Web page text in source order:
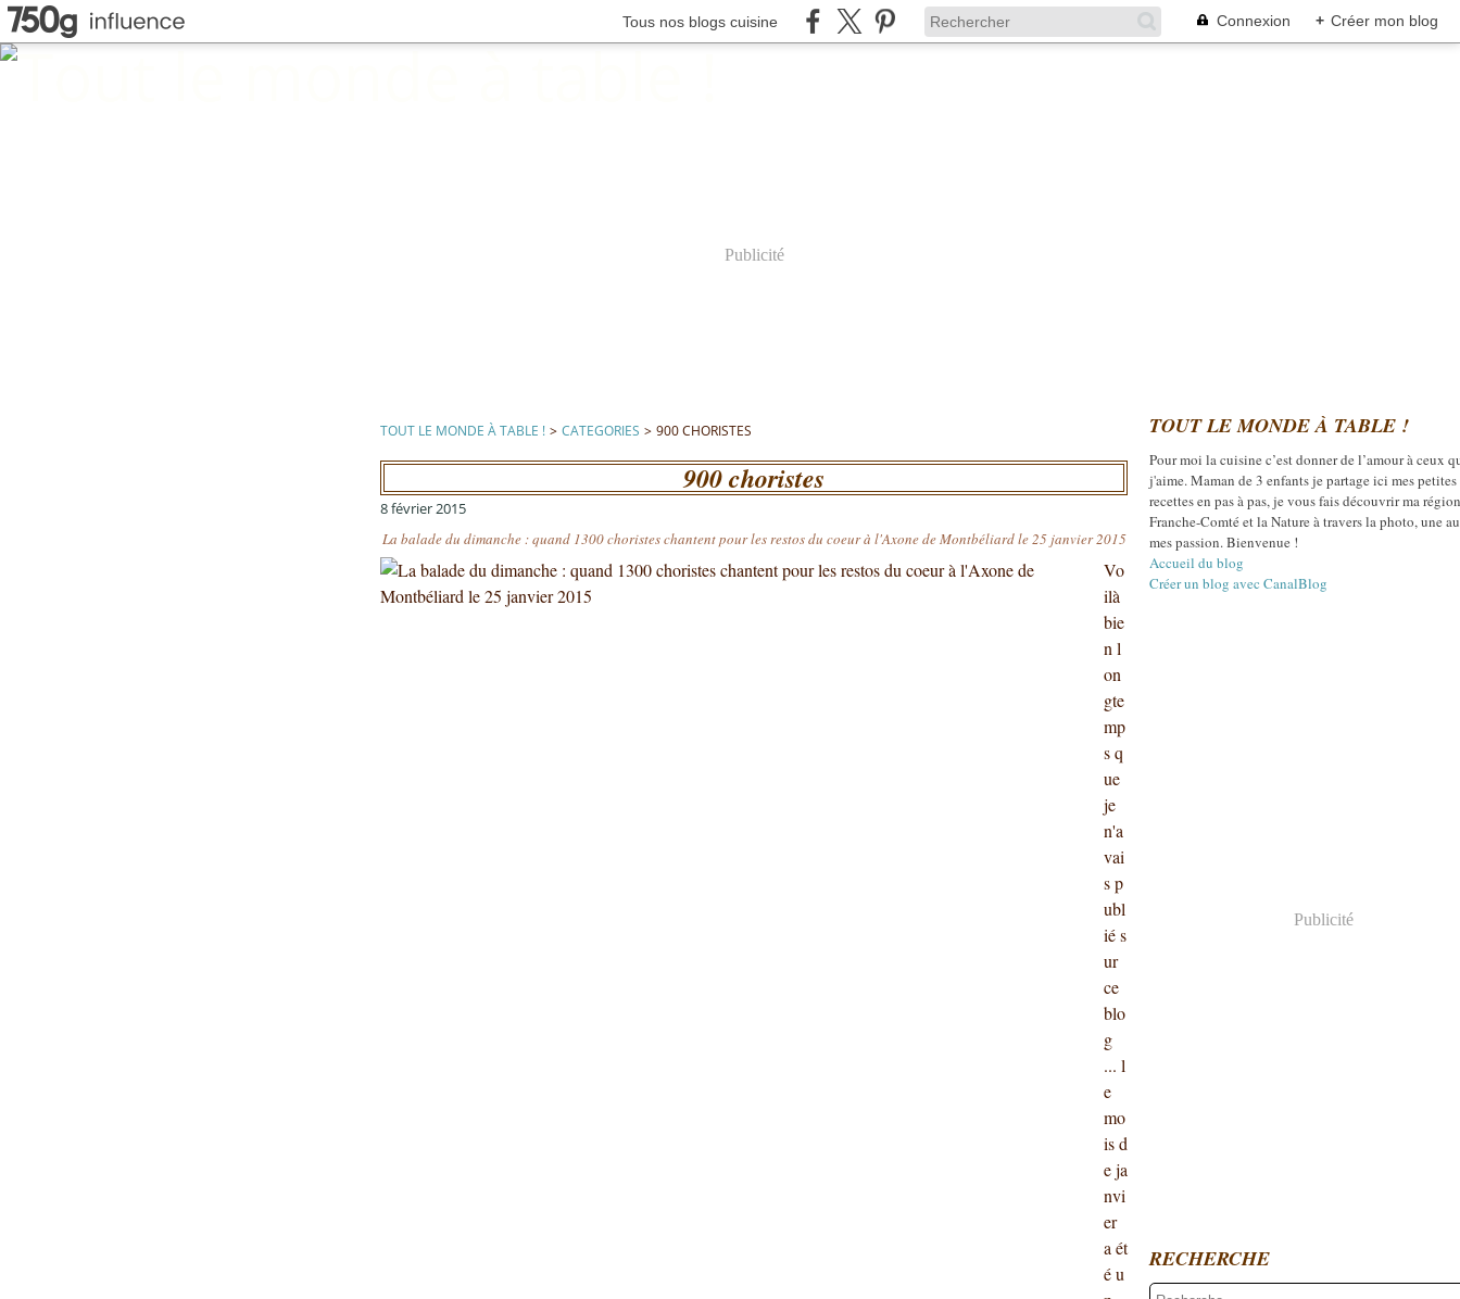
Tous nos blogs cuisine Connexion + Créer mon blog
Publicité
TOUT LE MONDE À TABLE ! > CATEGORIES > 900 CHORISTES
900 choristes
8 février 2015
La balade du dimanche : quand 1300 choristes chantent pour les restos du coeur à l'Axone de Montbéliard le 25 janvier 2015
Vo
ilà
bie
n l
on
gte
mp
s q
ue
je
n'a
vai
s p
ubl
ié s
ur
ce
blo
g
... l
e
mo
is d
e ja
nvi
er
a ét
é u
TOUT LE MONDE À TABLE !
Pour moi la cuisine c’est donner de l’amour à ceux
j'aime. Maman de 3 enfants je partage ici mes petites
recettes en pas à pas, je vous fais découvrir ma
Franche-Comté et la Nature à travers la photo, une
mes passion. Bienvenue !
Accueil du blog
Créer un blog avec CanalBlog
Publicité
RECHERCHE